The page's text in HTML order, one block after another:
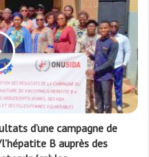
d’une campagne de
B auprès des